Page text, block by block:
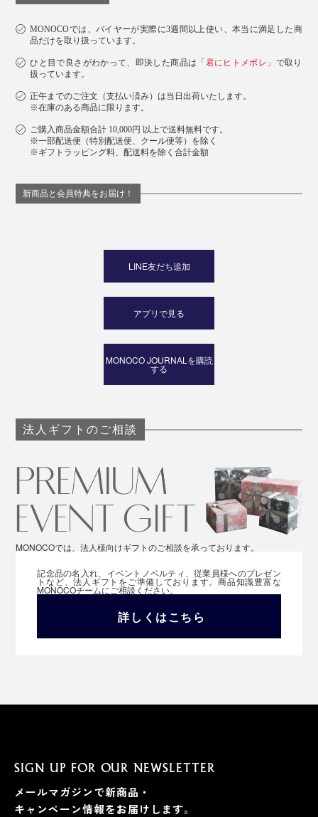
デスクマットになる『Orbitkey Laptop Sleeve』と、すばやくアイデアを書きつけ
られる『Orbitkey Compendium』
『Orbitkey Laptop Sleeve』で、仕事に新しい価値創造
を生み出しましょう。
MONOCOでは、バイヤーが実際に3週間以上使い、本当に満足した商
品だけを取り扱っています。
ひと目で良さがわかって、即決した商品は「君にヒトメボレ 」で取り
扱っています。
正午までのご注文（支払い済み）は当日出荷いたします。
※在庫のある商品に限ります。
ご購入商品金額合計 10,000円 以上で送料無料です。
※一部配送便（特別配送便、クール便等）を除く
※ギフトラッピング料、配送料を除く合計金額
新商品と会員特典をお届け！
LINE友だち追加
アプリで見る
MONOCO JOURNALを購読
する
法人ギフトのご相談
MONOCOでは、法人様向けギフトのご相談を承っております。
記念品の名入れ、イベントノベルティ、従業員様へのプレゼン
トなど、法人ギフトをご準備しております。商品知識豊富な
MONOCOチームにご相談ください。
詳しくはこちら
SIGN UP FOR OUR NEWSLETTER
メールマガジンで新商品・
キャンペーン情報をお届けします。